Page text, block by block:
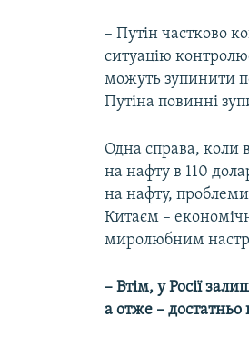
– Путін частково
ситуацію
можуть зупинити
Путіна повинні
Одна справа, коли
на нафту в 110
на нафту, проблеми
Китаєм –
миролюбним
– Втім, у Росії
а отже –